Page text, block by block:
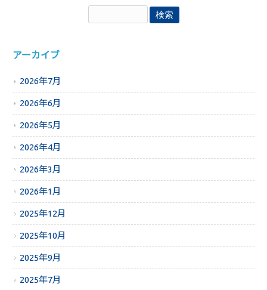
アーカイブ
2026年7月
2026年6月
2026年5月
2026年4月
2026年3月
2026年1月
2025年12月
2025年10月
2025年9月
2025年7月